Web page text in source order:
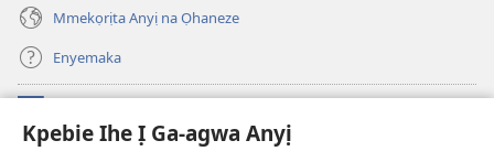
Kpebie Ihe Ị Ga-agwa Anyị
ya)
Mmekọrịta Anyị na Ọhaneze
Enyemaka
(ga-
emepere